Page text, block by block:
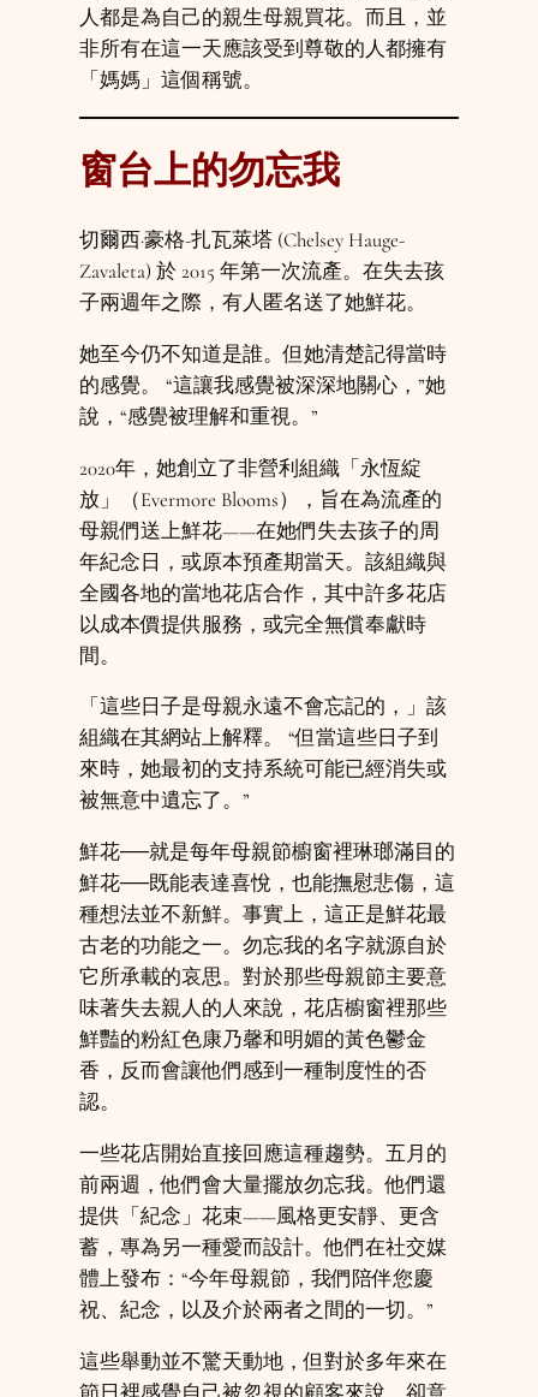
人都是為自己的親生母親買花。而且，並
非所有在這一天應該受到尊敬的人都擁有
「媽媽」這個稱號。
窗台上的勿忘我
切爾西·豪格-扎瓦萊塔 (Chelsey Hauge-
Zavaleta) 於 2015 年第一次流產。在失去孩
子兩週年之際，有人匿名送了她鮮花。
她至今仍不知道是誰。但她清楚記得當時
的感覺。 “這讓我感覺被深深地關心，”她
說，“感覺被理解和重視。”
2020年，她創立了非營利組織「永恆綻
放」（Evermore Blooms），旨在為流產的
母親們送上鮮花——在她們失去孩子的周
年紀念日，或原本預產期當天。該組織與
全國各地的當地花店合作，其中許多花店
以成本價提供服務，或完全無償奉獻時
間。
「這些日子是母親永遠不會忘記的，」該
組織在其網站上解釋。 “但當這些日子到
來時，她最初的支持系統可能已經消失或
被無意中遺忘了。”
鮮花──就是每年母親節櫥窗裡琳瑯滿目的
鮮花──既能表達喜悅，也能撫慰悲傷，這
種想法並不新鮮。事實上，這正是鮮花最
古老的功能之一。勿忘我的名字就源自於
它所承載的哀思。對於那些母親節主要意
味著失去親人的人來說，花店櫥窗裡那些
鮮豔的粉紅色康乃馨和明媚的黃色鬱金
香，反而會讓他們感到一種制度性的否
認。
一些花店開始直接回應這種趨勢。五月的
前兩週，他們會大量擺放勿忘我。他們還
提供「紀念」花束——風格更安靜、更含
蓄，專為另一種愛而設計。他們在社交媒
體上發布：“今年母親節，我們陪伴您慶
祝、紀念，以及介於兩者之間的一切。”
這些舉動並不驚天動地，但對於多年來在